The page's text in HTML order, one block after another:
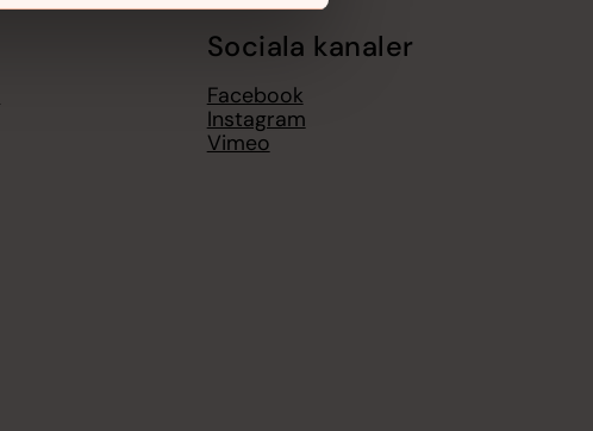
Sociala kanaler
Facebook
Instagram
Vimeo